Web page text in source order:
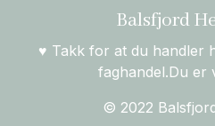
Balsfjord
♥ Takk for at du handler
faghandel.Du er
© 2022